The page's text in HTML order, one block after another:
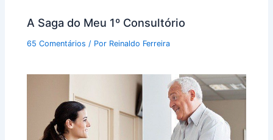
A Saga do Meu 1º Consultório
65 Comentários / Por Reinaldo Ferreira